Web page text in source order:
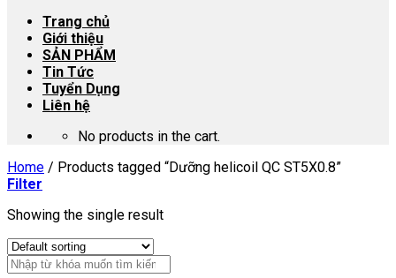
Trang chủ
Giới thiệu
SẢN PHẨM
Tin Tức
Tuyển Dụng
Liên hệ
No products in the cart.
Home / Products tagged “Dưỡng helicoil QC ST5X0.8”
Filter
Showing the single result